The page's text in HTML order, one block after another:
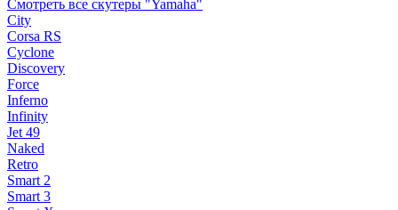
Смотреть все скутеры "Yamaha"
City
Corsa RS
Cyclone
Discovery
Force
Inferno
Infinity
Jet 49
Naked
Retro
Smart 2
Smart 3